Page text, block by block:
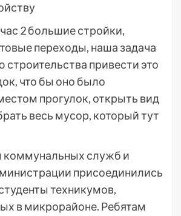
2 большие стройки,
переходы, наша задача
строительства привести это
что бы оно было
прогулок, открыть вид
весь мусор, который тут
коммунальных служб и
присоединились
техникумов,
в микрорайоне. Ребятам